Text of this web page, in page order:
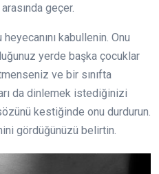
geçer.
heyecanını kabullenin. Onu
yerde başka çocuklar
ve bir sınıfta
da dinlemek istediğinizi
kestiğinde onu durdurun.
gördüğünüzü belirtin.